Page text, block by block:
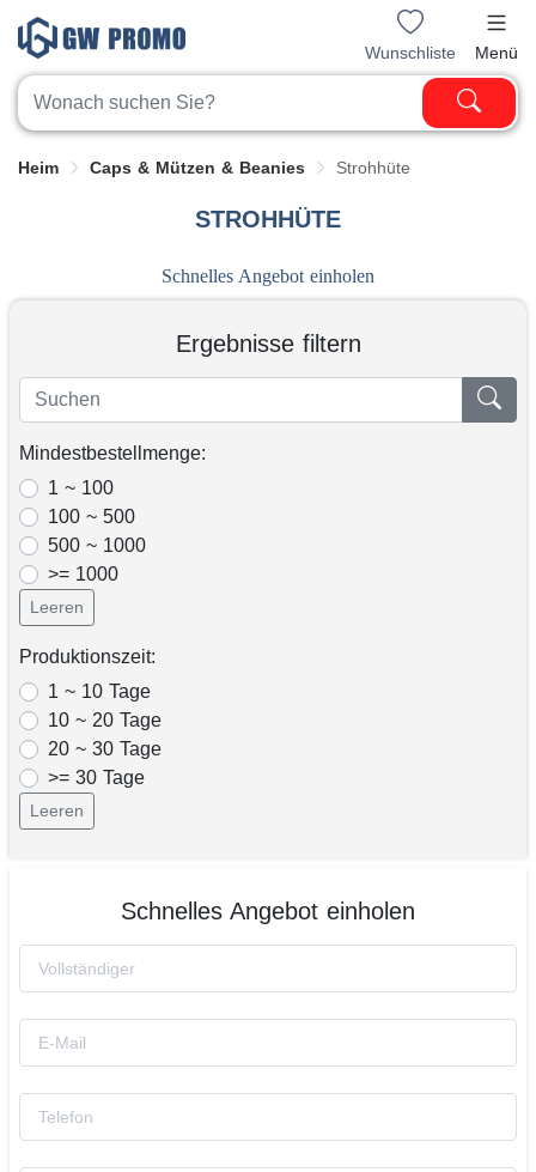
Wunschliste Menü
Heim Caps & Mützen & Beanies Strohhüte
STROHHÜTE
Schnelles Angebot einholen
Ergebnisse filtern
Mindestbestellmenge:
1 ~ 100
100 ~ 500
500 ~ 1000
>= 1000
Leeren
Produktionszeit:
1 ~ 10 Tage
10 ~ 20 Tage
20 ~ 30 Tage
>= 30 Tage
Leeren
Schnelles Angebot einholen